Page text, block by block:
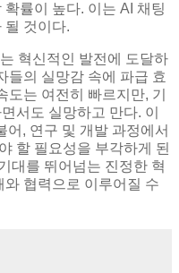
률이 높다. 이는 AI 채팅
될 것이다.
혁신적인 발전에 도달하
들의 실망감 속에 파급 효
는 여전히 빠르지만, 기
서도 실망하고 만다. 이
어, 연구 및 개발 과정에서
할 필요성을 부각하게 된
대를 뛰어넘는 진정한 혁
협력으로 이루어질 수